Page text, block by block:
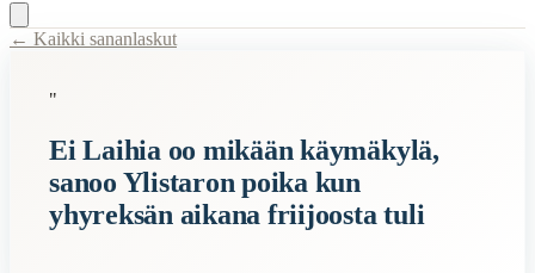
Description:Tämä sananlasku kuvaa tilannetta, jossa joku
Related Topics
← Kaikki sananlaskut
"
Ei Laihia oo mikään käymäkylä,
sanoo Ylistaron poika kun
yhyreksän aikana friijoosta tuli